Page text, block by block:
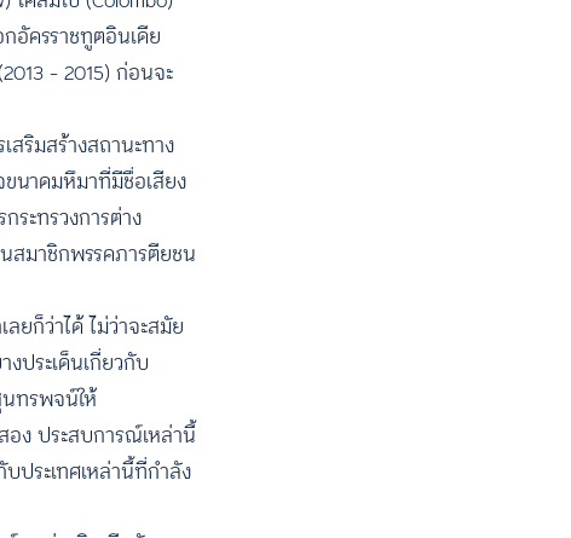
กอัครราชทูตอินเดีย
– 2015) ก่อนจะ
ริมสร้างสถานะทาง
นาดมหึมาที่มีชื่อเสียง
ระทรวงการต่าง
สมาชิกพรรคภารตียชน
ยก็ว่าได้ ไม่ว่าจะสมัย
ประเด็นเกี่ยวกับ
ทรพจน์ให้
ง ประสบการณ์เหล่านี้
ประเทศเหล่านี้ที่กำลัง